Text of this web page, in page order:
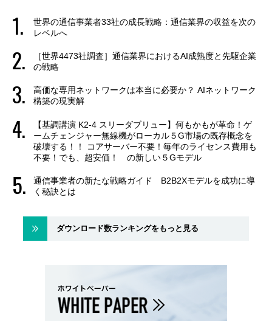
世界の通信事業者33社の成長戦略：通信業界の収益を次の
レベルへ
［世界4473社調査］通信業界におけるAI成熟度と先駆企業
の戦略
高価な専用ネットワークは本当に必要か？ AIネットワーク
構築の現実解
【基調講演 K2-4 スリーダブリュー】何もかもが革命！ゲ
ームチェンジャー無線機がローカル５G市場の既存概念を
破壊する！！ コアサーバー不要！毎年のライセンス費用も
不要！でも、超安価！ の新しい５Gモデル
通信事業者の新たな戦略ガイド B2B2Xモデルを成功に導
く秘訣とは
ダウンロード数ランキングをもっと見る